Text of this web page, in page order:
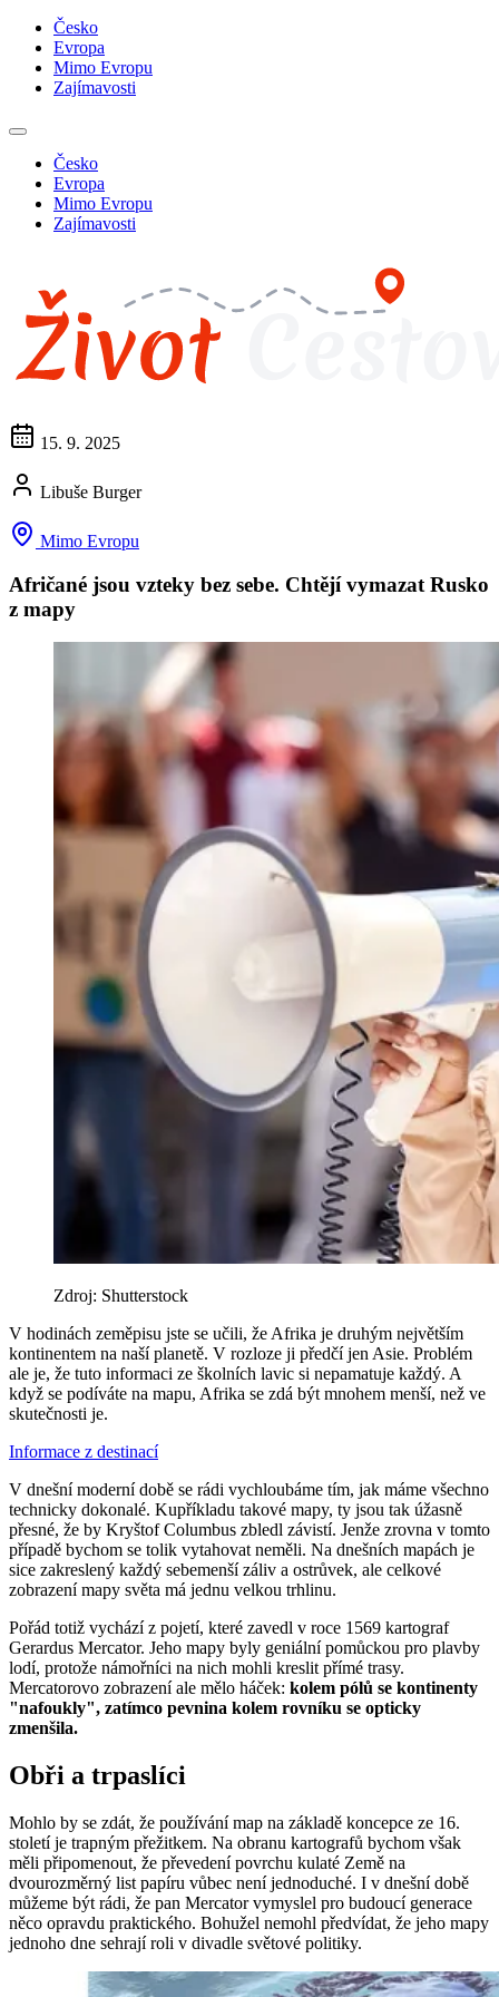
Česko
Evropa
Mimo Evropu
Zajímavosti
Česko
Evropa
Mimo Evropu
Zajímavosti
15. 9. 2025
Libuše Burger
Mimo Evropu
Afričané jsou vzteky bez sebe. Chtějí vymazat Rusko
z mapy
Zdroj: Shutterstock
V hodinách zeměpisu jste se učili, že Afrika je druhým největším
kontinentem na naší planetě. V rozloze ji předčí jen Asie. Problém
ale je, že tuto informaci ze školních lavic si nepamatuje každý. A
když se podíváte na mapu, Afrika se zdá být mnohem menší, než ve
skutečnosti je.
Informace z destinací
V dnešní moderní době se rádi vychloubáme tím, jak máme všechno
technicky dokonalé. Kupříkladu takové mapy, ty jsou tak úžasně
přesné, že by Kryštof Columbus zbledl závistí. Jenže zrovna v tomto
případě bychom se tolik vytahovat neměli. Na dnešních mapách je
sice zakreslený každý sebemenší záliv a ostrůvek, ale celkové
zobrazení mapy světa má jednu velkou trhlinu.
Pořád totiž vychází z pojetí, které zavedl v roce 1569 kartograf
Gerardus Mercator. Jeho mapy byly geniální pomůckou pro plavby
lodí, protože námořníci na nich mohli kreslit přímé trasy.
Mercatorovo zobrazení ale mělo háček: kolem pólů se kontinenty
"nafoukly", zatímco pevnina kolem rovníku se opticky
zmenšila.
Obři a trpaslíci
Mohlo by se zdát, že používání map na základě koncepce ze 16.
století je trapným přežitkem. Na obranu kartografů bychom však
měli připomenout, že převedení povrchu kulaté Země na
dvourozměrný list papíru vůbec není jednoduché. I v dnešní době
můžeme být rádi, že pan Mercator vymyslel pro budoucí generace
něco opravdu praktického. Bohužel nemohl předvídat, že jeho mapy
jednoho dne sehrají roli v divadle světové politiky.